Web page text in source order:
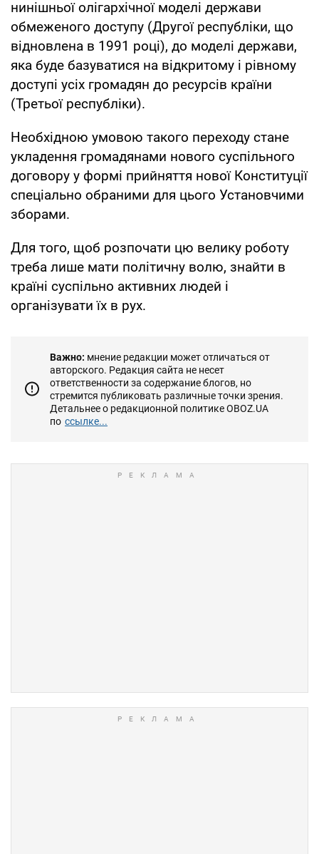
нинішньої олігархічної моделі держави
обмеженого доступу (Другої республіки, що
відновлена в 1991 році), до моделі держави,
яка буде базуватися на відкритому і рівному
доступі усіх громадян до ресурсів країни
(Третьої республіки).
Необхідною умовою такого переходу стане
укладення громадянами нового суспільного
договору у формі прийняття нової Конституції
спеціально обраними для цього Установчими
зборами.
Для того, щоб розпочати цю велику роботу
треба лише мати політичну волю, знайти в
країні суспільно активних людей і
організувати їх в рух.
Важно: мнение редакции может отличаться от
авторского. Редакция сайта не несет
ответственности за содержание блогов, но
стремится публиковать различные точки зрения.
Детальнее о редакционной политике OBOZ.UA
по ссылке...